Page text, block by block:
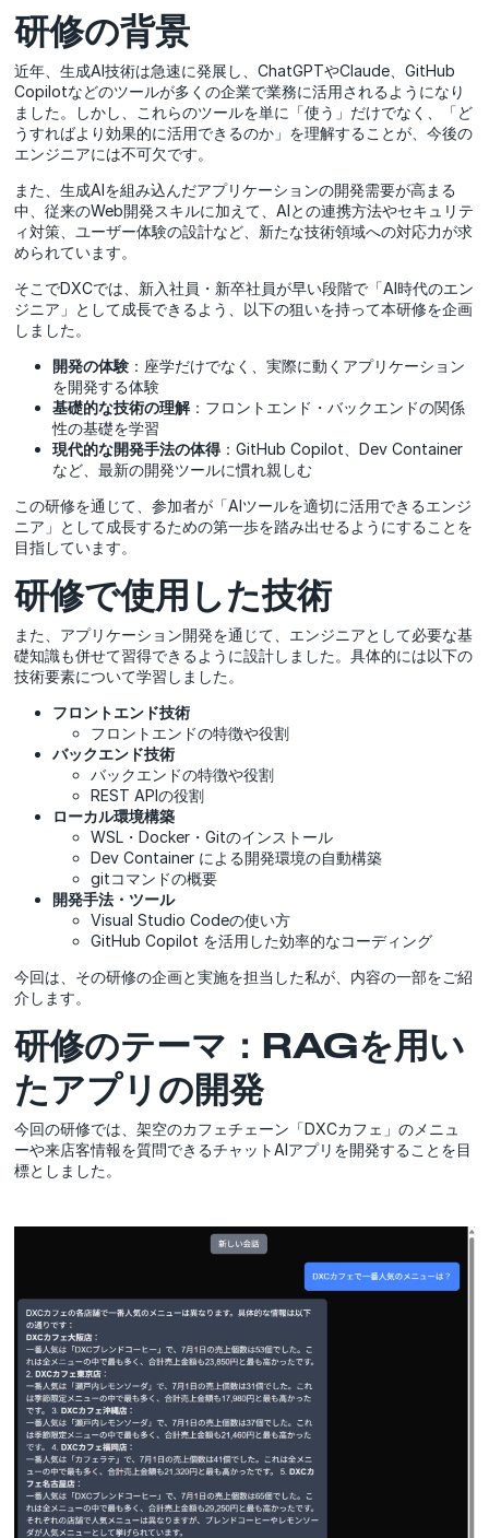
研修の背景
近年、生成AI技術は急速に発展し、ChatGPTやClaude、GitHub
Copilotなどのツールが多くの企業で業務に活用されるようになり
ました。しかし、これらのツールを単に「使う」だけでなく、「ど
うすればより効果的に活用できるのか」を理解することが、今後の
エンジニアには不可欠です。
また、生成AIを組み込んだアプリケーションの開発需要が高まる
中、従来のWeb開発スキルに加えて、AIとの連携方法やセキュリテ
ィ対策、ユーザー体験の設計など、新たな技術領域への対応力が求
められています。
そこでDXCでは、新入社員・新卒社員が早い段階で「AI時代のエン
ジニア」として成長できるよう、以下の狙いを持って本研修を企画
しました。
開発の体験 ：座学だけでなく、実際に動くアプリケーション
を開発する体験
基礎的な技術の理解：フロントエンド・バックエンドの関係
性の基礎を学習
現代的な開発手法の体得 ：GitHub Copilot、Dev Container
など、最新の開発ツールに慣れ親しむ
この研修を通じて、参加者が「AIツールを適切に活用できるエンジ
ニア」として成長するための第一歩を踏み出せるようにすることを
目指しています。
研修で使用した技術
また、アプリケーション開発を通じて、エンジニアとして必要な基
礎知識も併せて習得できるように設計しました。具体的には以下の
技術要素について学習しました。
フロントエンド技術
フロントエンドの特徴や役割
バックエンド技術
バックエンドの特徴や役割
REST APIの役割
ローカル環境構築
WSL・Docker・Gitのインストール
Dev Container による開発環境の自動構築
gitコマンドの概要
開発手法・ツール
Visual Studio Codeの使い方
GitHub Copilot を活用した効率的なコーディング
今回は、その研修の企画と実施を担当した私が、内容の一部をご紹
介します。
研修のテーマ：RAGを用い
たアプリの開発
今回の研修では、架空のカフェチェーン「DXCカフェ」のメニュ
ーや来店客情報を質問できるチャットAIアプリを開発することを目
標としました。